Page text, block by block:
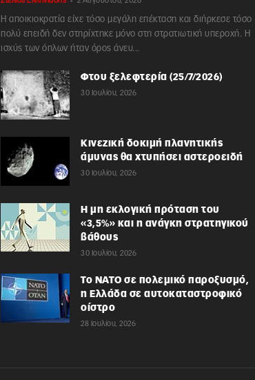
Η αποικιοκρατία είχε τόσο μεγάλη επέκταση και διήρκεσε τόσο
πολύ επειδή δεν στηρίχτηκε μόνο στη στρατιωτική υπεροχή. Η
ισχύς των όπλων ήταν όρος άνευ...
Φτου ξελεφτερία (25/7/2026)
30 Ιουλίου, 2026
Κινεζική δοκιμή πλανητικής
άμυνας θα χτυπήσει αστεροειδή
30 Ιουλίου, 2026
Η μη εκλογική πρόταση του
«3,5%» και η ανάγκη στρατηγικού
βάθους
30 Ιουλίου, 2026
Το ΝΑΤΟ σε πολεμικό παροξυσμό,
η Ελλάδα σε αυτοκαταστροφικό
οίστρο
28 Ιουλίου, 2026